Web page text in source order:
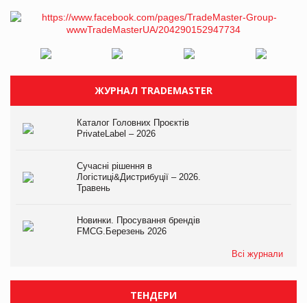
ЖУРНАЛ TRADEMASTER
Каталог Головних Проєктів
PrivateLabel – 2026
Сучасні рішення в
Логістиці&Дистрибуції – 2026.
Травень
Новинки. Просування брендів
FMCG.Березень 2026
Всі журнали
ТЕНДЕРИ